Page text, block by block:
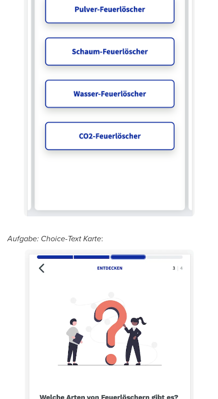
Aufgabe: Choice-Text Karte: